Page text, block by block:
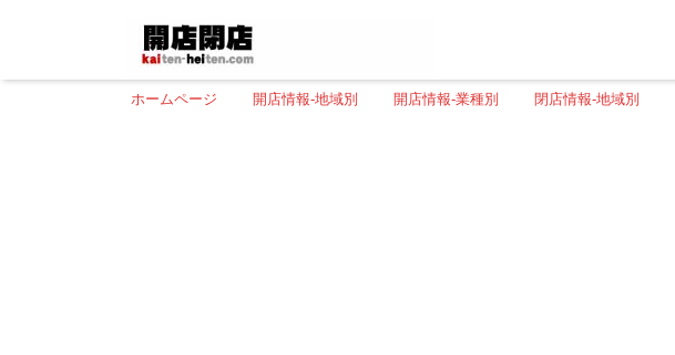
ホームページ 開店情報-地域別 開店情報-業種別 閉店情報-地域別